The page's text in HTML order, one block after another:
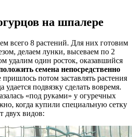
на шпалере
всего 8 растений. Для них готовим
делаем лунки, высеваем по 2
удалим один росток, оказавшийся
семена непосредственно
потом заставлять растения
удается подвязку сделать вовремя.
«под руками» у огуречных
когда купили специальную сетку
двух видов: